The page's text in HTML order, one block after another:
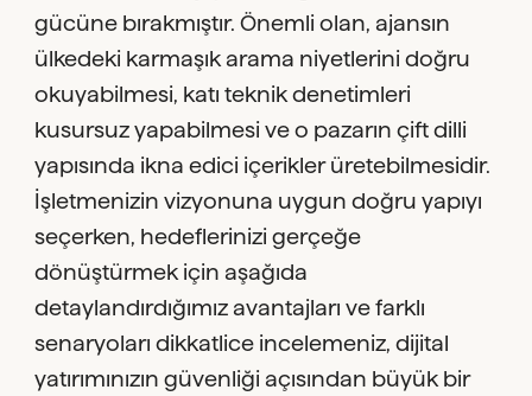
gücüne bırakmıştır. Önemli olan, ajansın
ülkedeki karmaşık arama niyetlerini doğru
okuyabilmesi, katı teknik denetimleri
kusursuz yapabilmesi ve o pazarın çift dilli
yapısında ikna edici içerikler üretebilmesidir.
İşletmenizin vizyonuna uygun doğru yapıyı
seçerken, hedeflerinizi gerçeğe
dönüştürmek için aşağıda
detaylandırdığımız avantajları ve farklı
senaryoları dikkatlice incelemeniz, dijital
yatırımınızın güvenliği açısından büyük bir